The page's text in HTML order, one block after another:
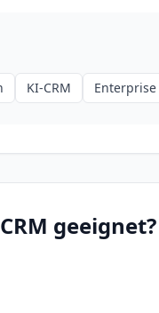
KI-CRM Enterprise
geeignet?